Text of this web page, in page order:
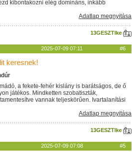
kibontakozni elég domináns, inkább
Adatlap megnyitása
13GESZTIke
2025-07-09 07:11 #6
keresnek!
a fekete-fehér kislány is barátságos, de ő
játékos. Mindketten szobatiszták,
vannak teljeskörűen. Ivartalanítási
Adatlap megnyitása
13GESZTIke
2025-07-09 07:08 #5